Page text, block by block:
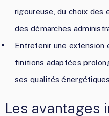
rigoureuse, du choix des
des démarches
Entretenir une extension
finitions adaptées
ses qualités
Les avantages